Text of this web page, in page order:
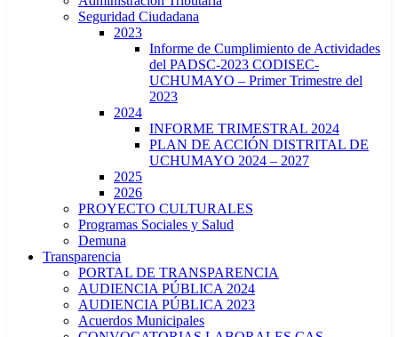
Seguridad Ciudadana
2023
Informe de Cumplimiento de Actividades
del PADSC-2023 CODISEC-
UCHUMAYO – Primer Trimestre del
2023
2024
INFORME TRIMESTRAL 2024
PLAN DE ACCIÓN DISTRITAL DE
UCHUMAYO 2024 – 2027
2025
2026
PROYECTO CULTURALES
Programas Sociales y Salud
Demuna
Transparencia
PORTAL DE TRANSPARENCIA
AUDIENCIA PÚBLICA 2024
AUDIENCIA PÚBLICA 2023
Acuerdos Municipales